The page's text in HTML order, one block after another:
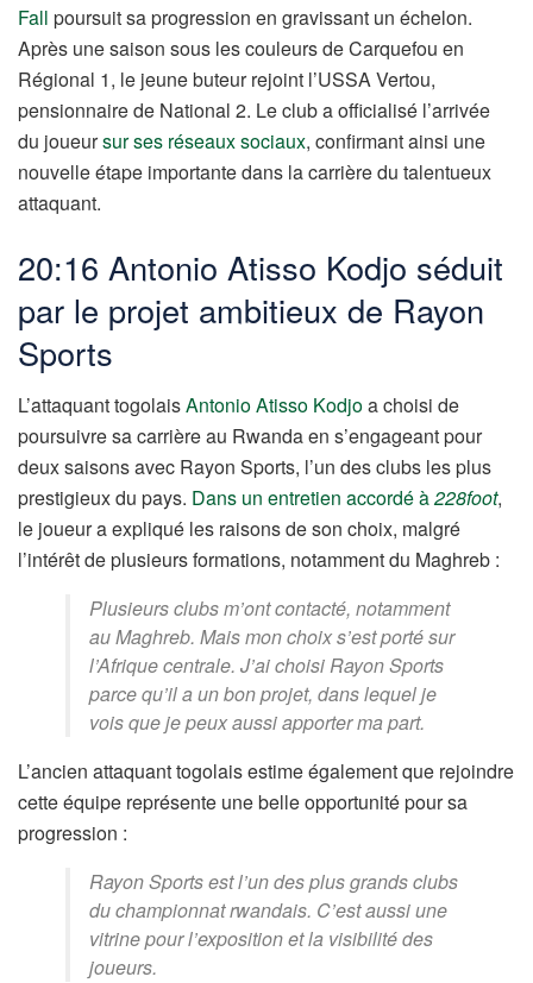
Fall poursuit sa progression en gravissant un échelon.
Après une saison sous les couleurs de Carquefou en
Régional 1, le jeune buteur rejoint l’USSA Vertou,
pensionnaire de National 2. Le club a officialisé l’arrivée
du joueursur ses réseaux sociaux, confirmant ainsi une
nouvelle étape importante dans la carrière du talentueux
attaquant.
20:16 Antonio Atisso Kodjo séduit
par le projet ambitieux de Rayon
Sports
L’attaquant togolaisAntonio Atisso Kodjoa choisi de
poursuivre sa carrière au Rwanda en s’engageant pour
deux saisons avec Rayon Sports, l’un des clubs les plus
prestigieux du pays. Dans un entretien accordé à228foot,
le joueur a expliqué les raisons de son choix, malgré
l’intérêt de plusieurs formations, notamment du Maghreb :
Plusieurs clubs m’ont contacté, notamment
au Maghreb. Mais mon choix s’est porté sur
l’Afrique centrale. J’ai choisi Rayon Sports
parce qu’il a un bon projet, dans lequel je
vois que je peux aussi apporter ma part.
L’ancien attaquant togolais estime également que rejoindre
cette équipe représente une belle opportunité pour sa
progression :
Rayon Sports est l’un des plus grands clubs
du championnat rwandais. C’est aussi une
vitrine pour l’exposition et la visibilité des
joueurs.